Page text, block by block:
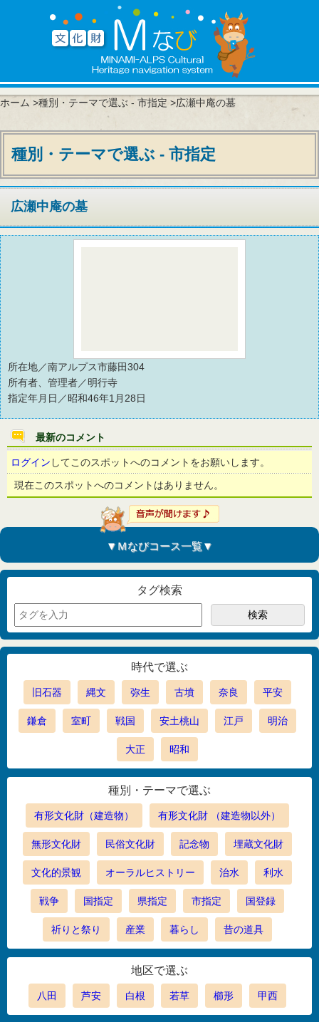
ホーム >種別・テーマで選ぶ - 市指定 >広瀬中庵の墓
種別・テーマで選ぶ - 市指定
広瀬中庵の墓
所在地／南アルプス市藤田304
所有者、管理者／明行寺
指定年月日／昭和46年1月28日
最新のコメント
ログイン してこのスポットへのコメントをお願いします。
現在このスポットへのコメントはありません。
▼Ｍなびコース一覧▼
タグ検索
時代で選ぶ
旧石器 縄文 弥生 古墳 奈良 平安
鎌倉 室町 戦国 安土桃山 江戸 明治
大正 昭和
種別・テーマで選ぶ
有形文化財（建造物） 有形文化財 （建造物以外）
無形文化財 民俗文化財 記念物 埋蔵文化財
文化的景観 オーラルヒストリー 治水 利水
戦争 国指定 県指定 市指定 国登録
祈りと祭り 産業 暮らし 昔の道具
地区で選ぶ
八田 芦安 白根 若草 櫛形 甲西